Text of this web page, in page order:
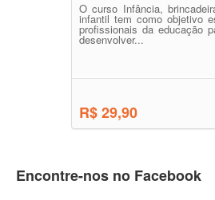
O curso Infância,
infantil tem como objetivo
profissionais da educação
desenvolver...
R$ 29,90
Encontre-nos no Facebook